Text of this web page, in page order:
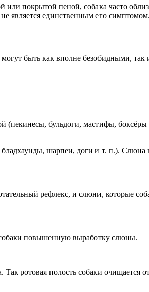
покрытой пеной, собака часто
является единственным его симптомом.
быть как вполне безобидными,
(пекинесы, бульдоги, мастифы,
шарпеи, доги и т. п.). Слюна
рефлекс, и слюни, которые
повышенную выработку слюны.
ротовая полость собаки очищается